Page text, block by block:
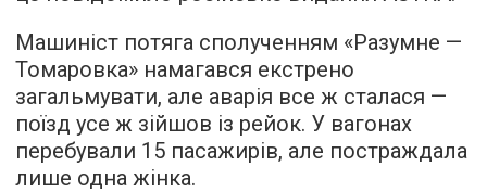
Машиніст потяга сполученням «Разумне —
Томаровка» намагався екстрено
загальмувати, але аварія все ж сталася —
поїзд усе ж зійшов із рейок. У вагонах
перебували 15 пасажирів, але постраждала
лише одна жінка.